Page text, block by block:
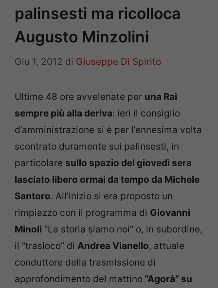
palinsesti ma ricolloca
Augusto Minzolini
Giu 1, 2012 di Giuseppe Di Spirito
Ultime 48 ore avvelenate per una Rai
sempre più alla deriva: ieri il consiglio
d’amministrazione si è per l’ennesima volta
scontrato duramente sui palinsesti, in
particolare sullo spazio del giovedì sera
lasciato libero ormai da tempo da Michele
Santoro. All’inizio si era proposto un
rimpiazzo con il programma di Giovanni
Minoli “La storia siamo noi” o, in subordine,
il “trasloco” di Andrea Vianello, attuale
conduttore della trasmissione di
approfondimento del mattino “Agorà” su